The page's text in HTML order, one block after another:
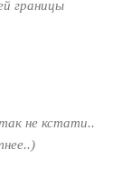
границы
не кстати..